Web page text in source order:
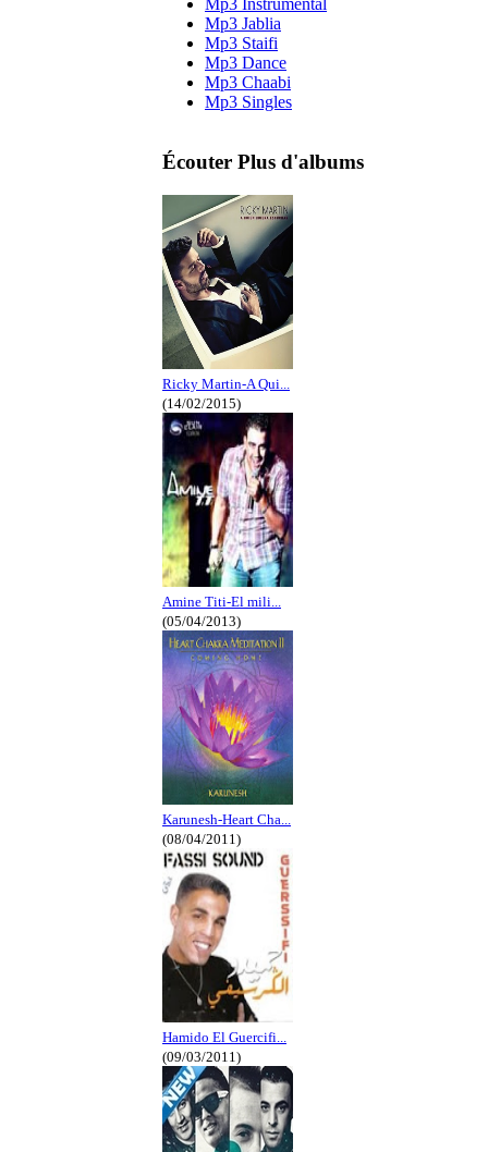
Mp3 Jablia
Mp3 Staifi
Mp3 Dance
Mp3 Chaabi
Mp3 Singles
Écouter Plus d'albums
Ricky Martin-A Qui...
(14/02/2015)
Amine Titi-El mili...
(05/04/2013)
Karunesh-Heart Cha...
(08/04/2011)
Hamido El Guercifi...
(09/03/2011)